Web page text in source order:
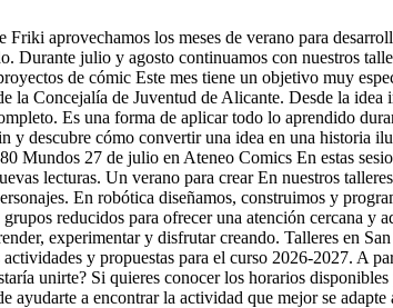
aprovechamos los meses de verano para
Durante julio y agosto continuamos con nuestros
de cómic Este mes tiene un objetivo muy
Concejalía de Juventud de Alicante. Desde la idea
Es una forma de aplicar todo lo aprendido
descubre cómo convertir una idea en una historia
Mundos 27 de julio en Ateneo Comics En estas
lecturas. Un verano para crear En nuestros
En robótica diseñamos, construimos y
reducidos para ofrecer una atención cercana y
experimentar y disfrutar creando. Talleres en
y propuestas para el curso 2026-2027. A
unirte? Si quieres conocer los horarios
a encontrar la actividad que mejor se adapte